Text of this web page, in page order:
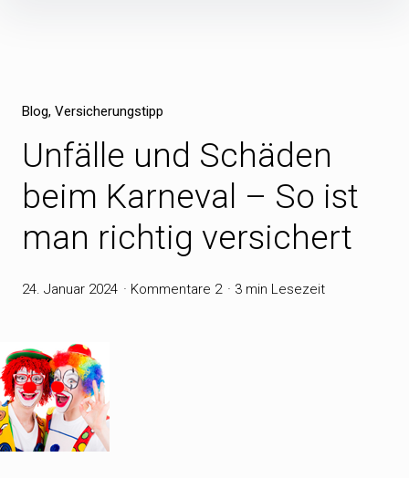
Blog Versicherungstipp
Unfälle und Schäden
beim Karneval – So ist
man richtig versichert
24. Januar 2024 Kommentare 2 3 min Lesezeit